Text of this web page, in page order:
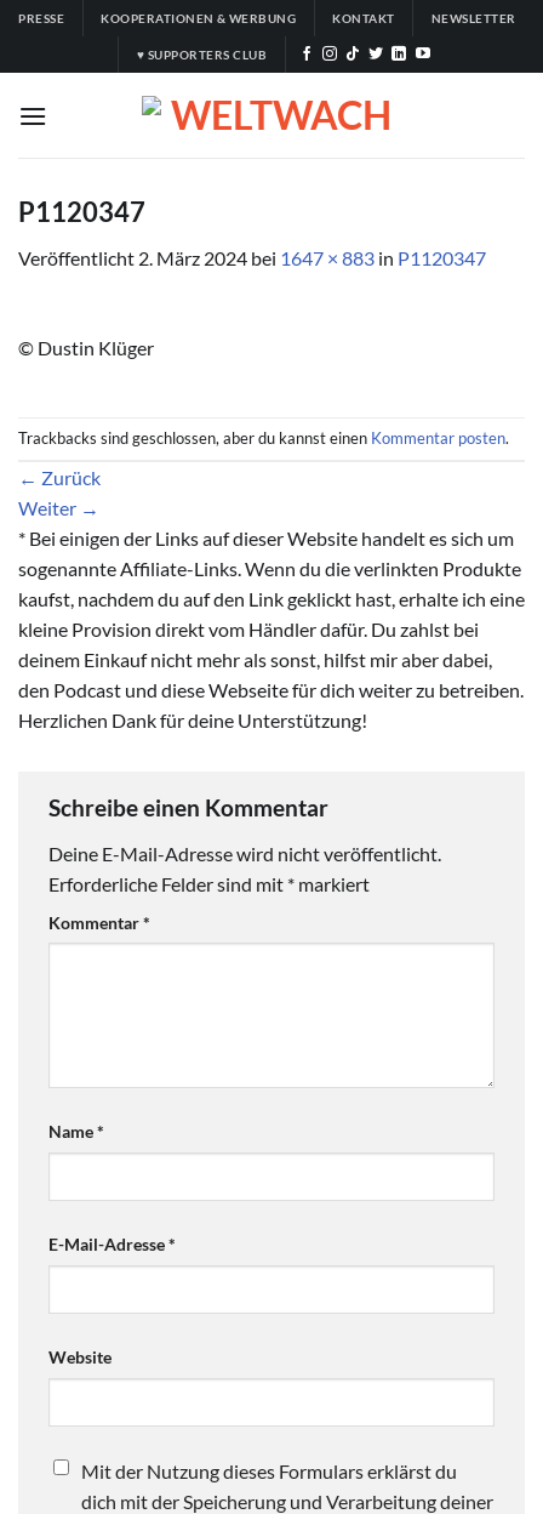
Zum
springen
PRESSE KOOPERATIONEN & WERBUNG KONTAKT NEWSLETTER
♥ SUPPORTERS CLUB
P1120347
Veröffentlicht 2. März 2024 bei 1647 × 883 in P1120347
© Dustin Klüger
Trackbacks sind geschlossen, aber du kannst einen Kommentar posten.
← Zurück
Weiter →
* Bei einigen der Links auf dieser Website handelt es sich um
sogenannte Affiliate-Links. Wenn du die verlinkten Produkte
kaufst, nachdem du auf den Link geklickt hast, erhalte ich eine
kleine Provision direkt vom Händler dafür. Du zahlst bei
deinem Einkauf nicht mehr als sonst, hilfst mir aber dabei,
den Podcast und diese Webseite für dich weiter zu betreiben.
Herzlichen Dank für deine Unterstützung!
Schreibe einen Kommentar
Deine E-Mail-Adresse wird nicht veröffentlicht.
Erforderliche Felder sind mit * markiert
Kommentar*
Name*
E-Mail-Adresse*
Website
Mit der Nutzung dieses Formulars erklärst du
dich mit der Speicherung und Verarbeitung deiner